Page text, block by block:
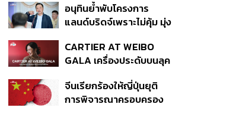
อนุทินย้ำพับโครงการ
แลนด์บริดจ์เพราะไม่คุ้ม มุ่ง
รองรับอ่าวไทย-อันดามัน
CARTIER AT WEIBO
GALA เครื่องประดับบนลุค
สำคัญ
จีนเรียกร้องให้ญี่ปุ่นยุติ
การพิจารณาครอบครอง